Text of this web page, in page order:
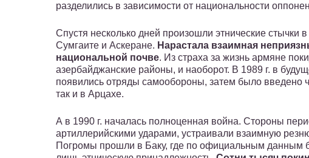
разделились в зависимости от национальности
Спустя несколько дней произошли этнические стычки в
Сумгаите и Аскеране. Нарастала взаимная
национальной почве. Из страха за жизнь армяне
азербайджанские районы, и наоборот. В 1989 г. в
появились отряды самообороны, затем было введено
так и в Арцахе.
А в 1990 г. началась полноценная война. Стороны
артиллерийскими ударами, устраивали взаимную
Погромы прошли в Баку, где по официальным данным